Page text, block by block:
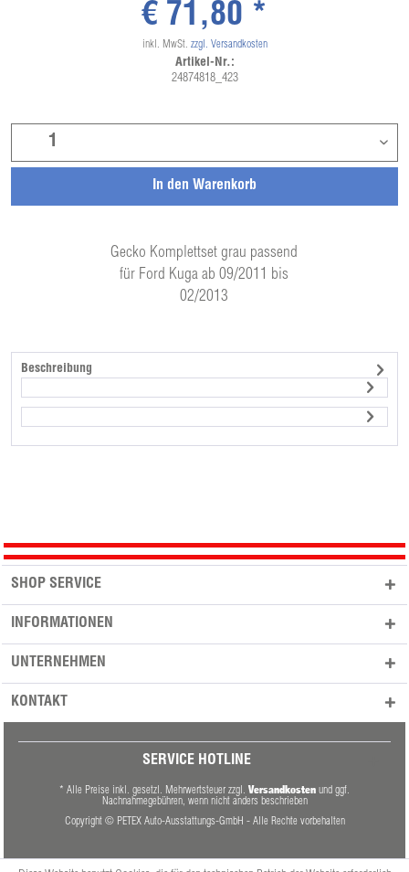
Gecko Komplettset grau passend
für Ford Kuga ab 09/2011 bis
02/2013
In den Warenkorb
€ 71,80 *
inkl. MwSt. zzgl. Versandkosten
Artikel-Nr.:
24874818_423
Beschreibung
SHOP SERVICE
INFORMATIONEN
UNTERNEHMEN
KONTAKT
SERVICE HOTLINE
* Alle Preise inkl. gesetzl. Mehrwertsteuer zzgl. Versandkosten und ggf.
Nachnahmegebühren, wenn nicht anders beschrieben
Copyright © PETEX Auto-Ausstattungs-GmbH - Alle Rechte vorbehalten